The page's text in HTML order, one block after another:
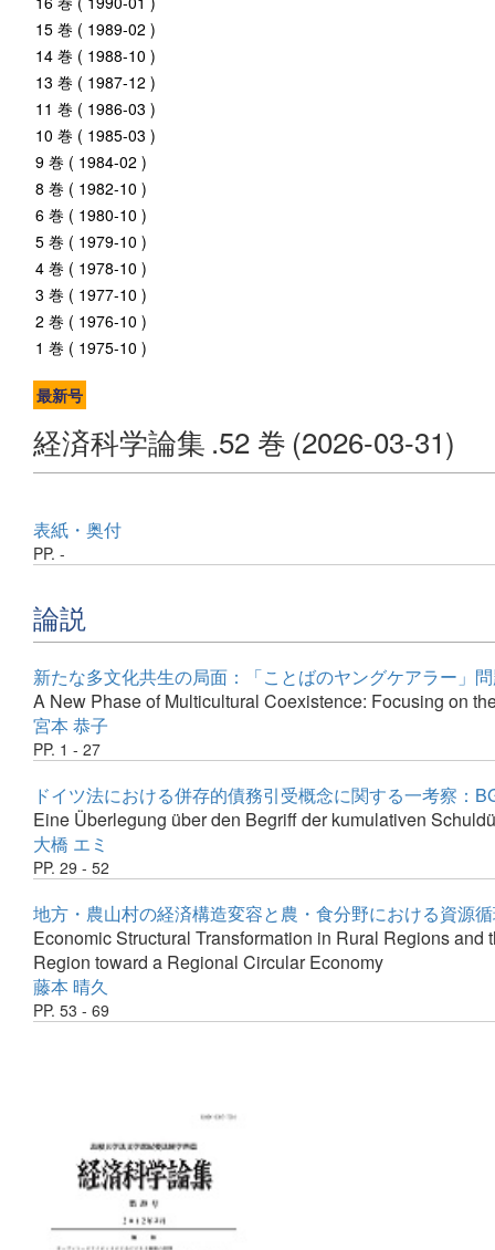
15 巻 ( 1989-02 )
14 巻 ( 1988-10 )
13 巻 ( 1987-12 )
11 巻 ( 1986-03 )
10 巻 ( 1985-03 )
9 巻 ( 1984-02 )
8 巻 ( 1982-10 )
6 巻 ( 1980-10 )
5 巻 ( 1979-10 )
4 巻 ( 1978-10 )
3 巻 ( 1977-10 )
2 巻 ( 1976-10 )
1 巻 ( 1975-10 )
最新号
経済科学論集 .52 巻 (2026-03-31)
表紙・奥付
PP. -
論説
新たな多文化共生の局面：「ことばのヤングケアラー」
A New Phase of Multicultural Coexistence: Focusing on
宮本 恭子
PP. 1 - 27
ドイツ法における併存的債務引受概念に関する一考察：
Eine Überlegung über den Begriff der kumulativen
大橋 エミ
PP. 29 - 52
地方・農山村の経済構造変容と農・食分野における資源
Economic Structural Transformation in Rural Regions
Region toward a Regional Circular Economy
藤本 晴久
PP. 53 - 69